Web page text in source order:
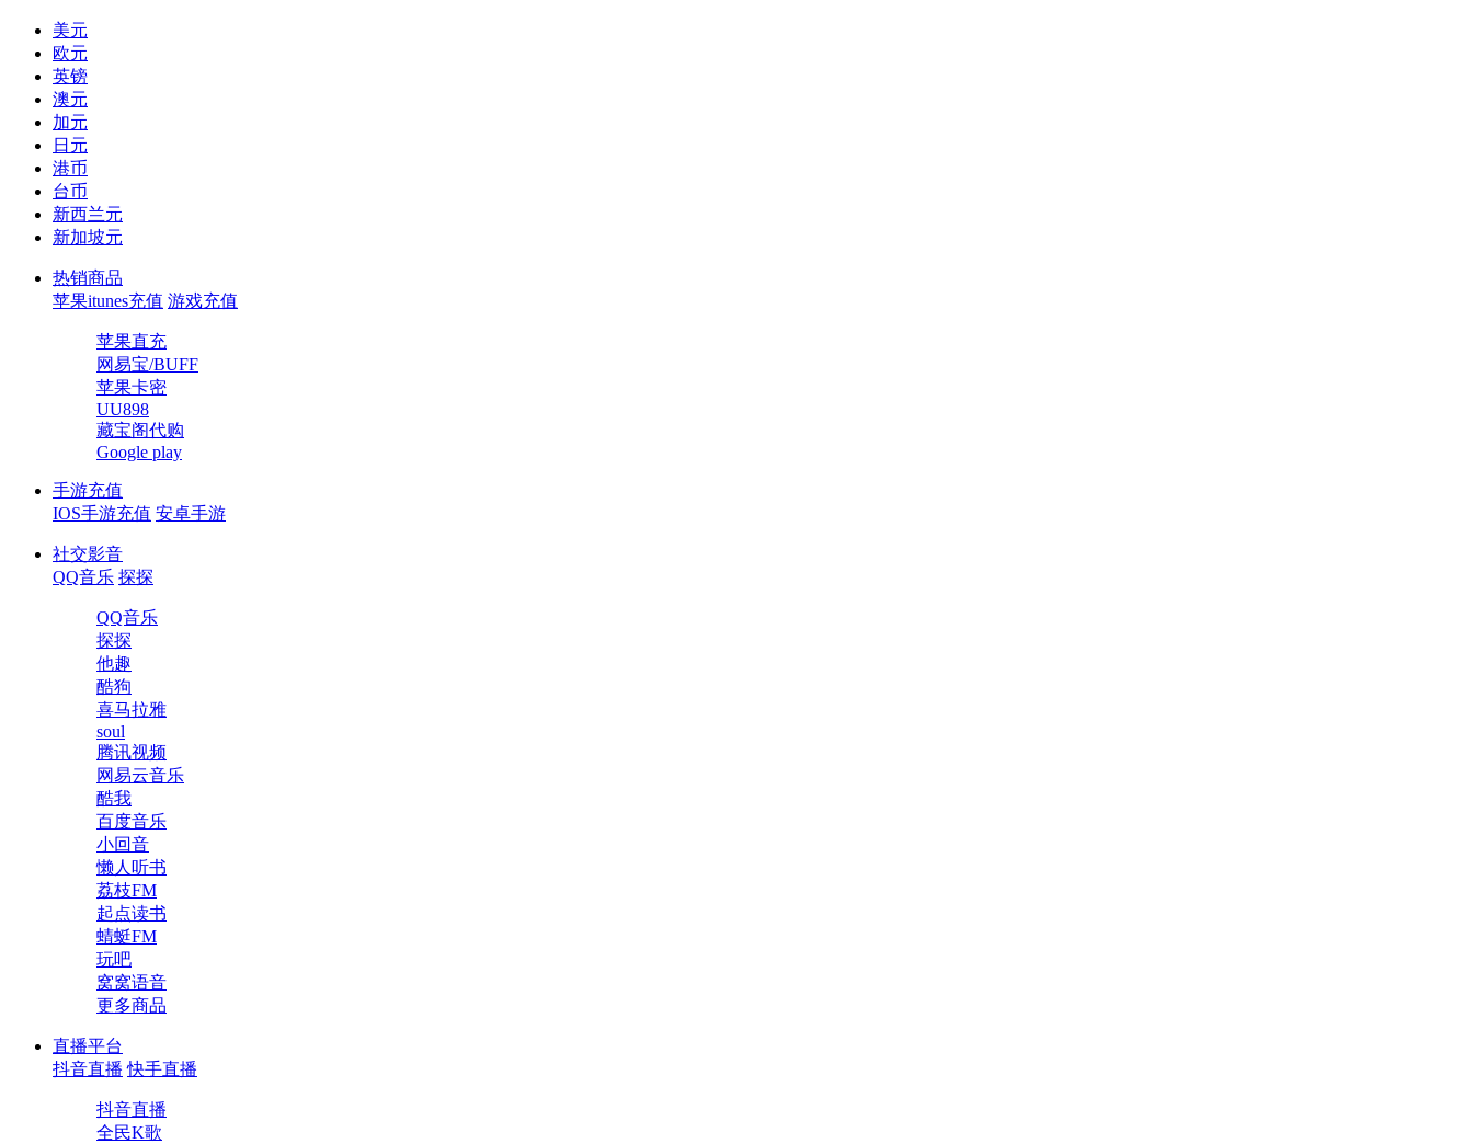
美元
欧元
英镑
澳元
加元
日元
港币
台币
新西兰元
新加坡元
热销商品
苹果itunes充值 游戏充值
苹果直充
网易宝/BUFF
苹果卡密
UU898
藏宝阁代购
Google play
手游充值
IOS手游充值 安卓手游
社交影音
QQ音乐 探探
QQ音乐
探探
他趣
酷狗
喜马拉雅
soul
腾讯视频
网易云音乐
酷我
百度音乐
小回音
懒人听书
荔枝FM
起点读书
蜻蜓FM
玩吧
窝窝语音
更多商品
直播平台
抖音直播 快手直播
抖音直播
全民K歌